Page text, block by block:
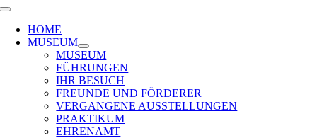
Toggle
Navigation
HOME
MUSEUM
MUSEUM
FÜHRUNGEN
IHR BESUCH
FREUNDE UND FÖRDERER
VERGANGENE AUSSTELLUNGEN
PRAKTIKUM
EHRENAMT